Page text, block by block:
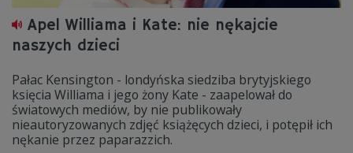
Apel Williama i Kate: nie nękajcie
naszych dzieci
Pałac Kensington - londyńska siedziba brytyjskiego
księcia Williama i jego żony Kate - zaapelował do
światowych mediów, by nie publikowały
nieautoryzowanych zdjęć książęcych dzieci, i potępił ich
nękanie przez paparazzich.